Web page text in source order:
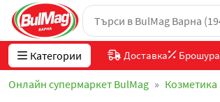
Категории Доставка Брошура
Онлайн супермаркет BulMag Козметика